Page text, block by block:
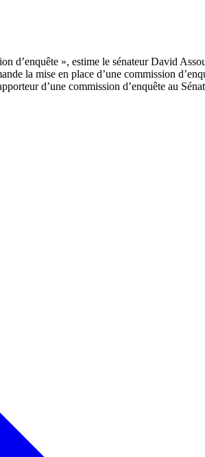
la mise en place d’une commission
d’une commission d’enquête au